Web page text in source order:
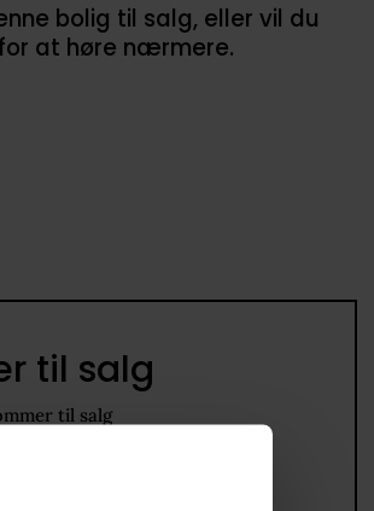
bolig til salg, eller vil du
at høre nærmere.
til salg
til salg